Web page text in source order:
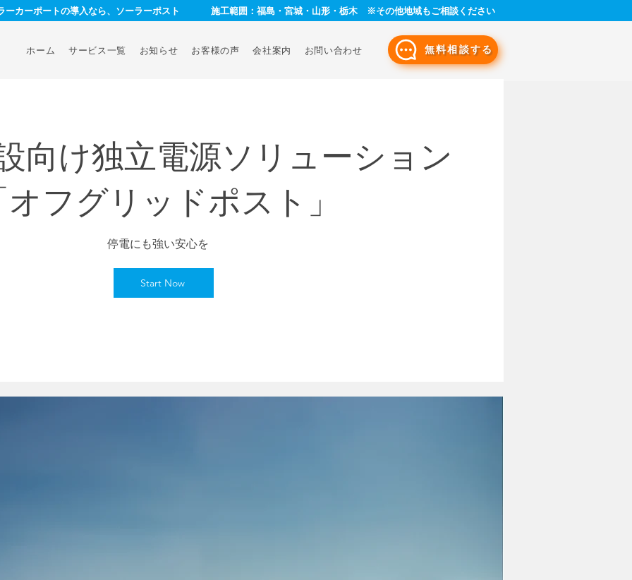
カーポートの導入なら、ソーラーポスト 施工範囲：福島・宮城・山形・栃木 ※その他地域もご相談ください
ホーム サービス一覧 お知らせ お客様の声 会社案内 お問い合わせ 無料相談する
向け独立電源ソリューション
フグリッドポスト」
停電にも強い安心を
Start Now